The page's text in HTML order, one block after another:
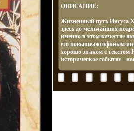
ОПИСАНИЕ:
Жизненный путь Иисуса
здесь до мельчайших
именно в этом качестве
его повышеажгофнным
хорошо знаком с текстом
историческое событие -